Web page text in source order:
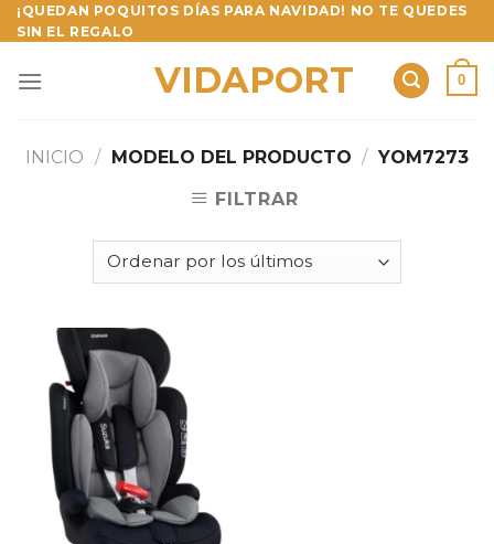
Skip
to
¡QUEDAN POQUITOS DÍAS PARA NAVIDAD! NO TE QUEDES
SIN EL REGALO
VIDAPORT 0
INICIO / MODELO DEL PRODUCTO / YOM7273
FILTRAR